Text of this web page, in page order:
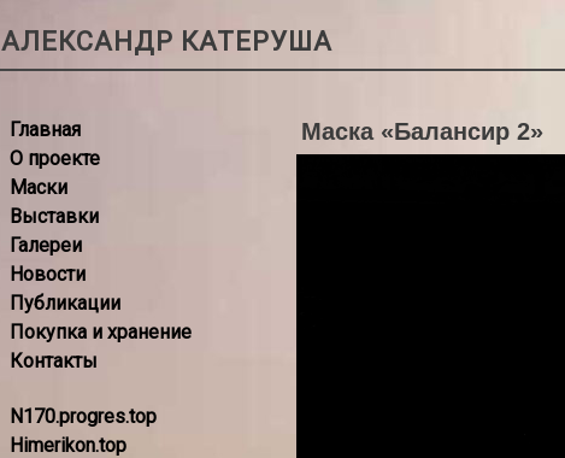
АЛЕКСАНДР КАТЕРУША
Главная
О проекте
Маски
Выставки
Галереи
Новости
Публикации
Покупка и хранение
Контакты
N170.progres.top
Himerikon.top
Маска «Балансир 2»